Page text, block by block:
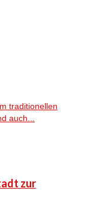
traditionellen
auch...
zur